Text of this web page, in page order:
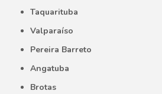
Taquarituba
Valparaíso
Pereira Barreto
Angatuba
Brotas